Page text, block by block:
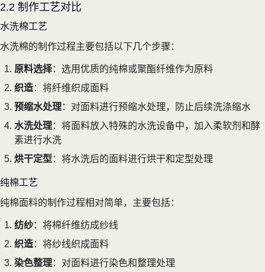
2.2 制作工艺对比
水洗棉工艺
水洗棉的制作过程主要包括以下几个步骤：
原料选择：选用优质的纯棉或聚酯纤维作为原料
织造：将纤维织成面料
预缩水处理：对面料进行预缩水处理，防止后续洗涤缩水
水洗处理：将面料放入特殊的水洗设备中，加入柔软剂和酵
素进行水洗
烘干定型 ：将水洗后的面料进行烘干和定型处理
纯棉工艺
纯棉面料的制作过程相对简单，主要包括：
纺纱：将棉纤维纺成纱线
织造：将纱线织成面料
染色整理：对面料进行染色和整理处理